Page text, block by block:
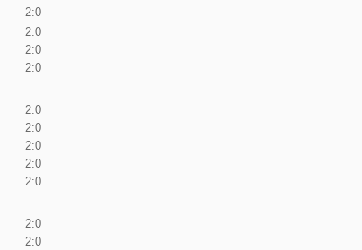
2:0
2:0
2:0
2:0
2:0
2:0
2:0
2:0
2:0
2:0
2:0